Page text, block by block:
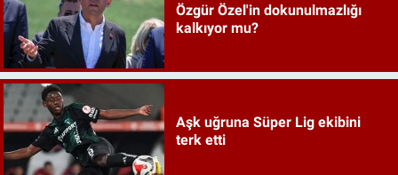
Özgür Özel'in dokunulmazlığı
kalkıyor mu?
Aşk uğruna Süper Lig ekibini
terk etti